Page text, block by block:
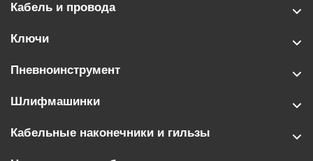
Кабель и провода
Ключи
Пневноинструмент
Шлифмашинки
Кабельные наконечники и гильзы